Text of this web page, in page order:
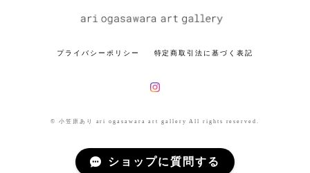
プライバシーポリシー 特定商取引法に基づく表記
© 小笠原あり ari ogasawara art gallery All rights reserved.
ショップに質問する